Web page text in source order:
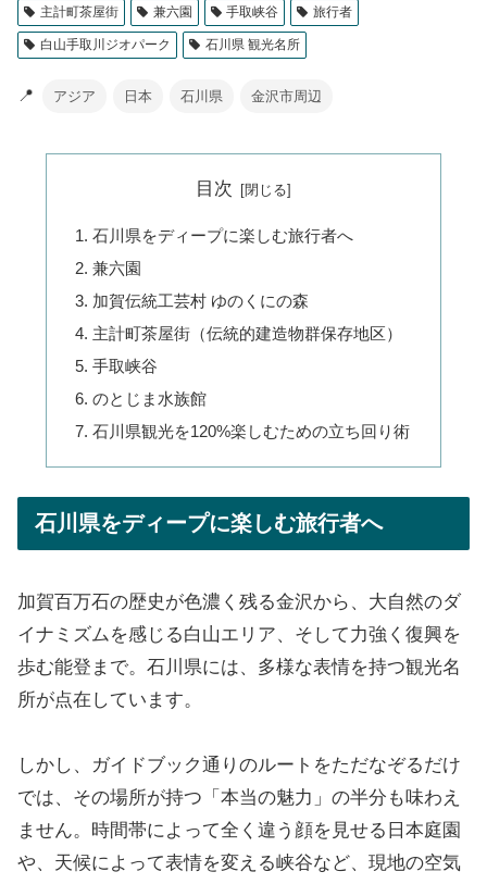
主計町茶屋街 兼六園 手取峡谷 旅行者
白山手取川ジオパーク 石川県 観光名所
📍 アジア 日本 石川県 金沢市周辺
目次
石川県をディープに楽しむ旅行者へ
兼六園
加賀伝統工芸村 ゆのくにの森
主計町茶屋街（伝統的建造物群保存地区）
手取峡谷
のとじま水族館
石川県観光を120%楽しむための立ち回り術
石川県をディープに楽しむ旅行者へ
加賀百万石の歴史が色濃く残る金沢から、大自然のダ
イナミズムを感じる白山エリア、そして力強く復興を
歩む能登まで。石川県には、多様な表情を持つ観光名
所が点在しています。
しかし、ガイドブック通りのルートをただなぞるだけ
では、その場所が持つ「本当の魅力」の半分も味わえ
ません。時間帯によって全く違う顔を見せる日本庭園
や、天候によって表情を変える峡谷など、現地の空気